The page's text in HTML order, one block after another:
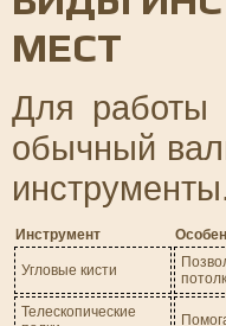
МЕСТ
Для работы
обычный
Инструмент
Угловые кисти
Телескопические